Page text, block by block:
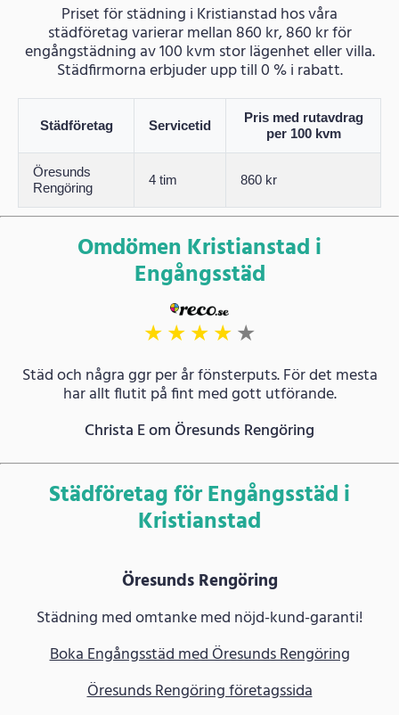
Priset för städning i Kristianstad hos våra
städföretag varierar mellan 860 kr, 860 kr för
engångstädning av 100 kvm stor lägenhet eller villa.
Städfirmorna erbjuder upp till 0 % i rabatt.
Städföretag Servicetid
Pris med rutavdrag
per 100 kvm
Öresunds
Rengöring
4 tim 860 kr
Omdömen Kristianstad i
Engångsstäd
★★★★★
Städ och några ggr per år fönsterputs. För det mesta
har allt flutit på fint med gott utförande.
Christa E om Öresunds Rengöring
Städföretag för Engångsstäd i
Kristianstad
Öresunds Rengöring
Städning med omtanke med nöjd-kund-garanti!
Boka Engångsstäd med Öresunds Rengöring
Öresunds Rengöring företagssida